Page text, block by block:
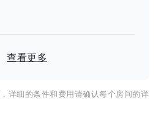
查看更多
详细的条件和费用请确认每个房间的详